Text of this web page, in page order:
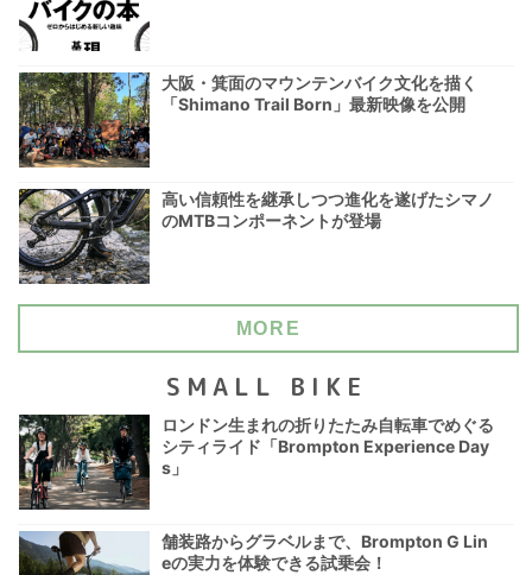
大阪・箕面のマウンテンバイク文化を描く
「Shimano Trail Born」最新映像を公開
高い信頼性を継承しつつ進化を遂げたシマノ
のMTBコンポーネントが登場
MORE
SMALL BIKE
ロンドン生まれの折りたたみ自転車でめぐる
シティライド「Brompton Experience Day
s」
舗装路からグラベルまで、Brompton G Lin
eの実力を体験できる試乗会！